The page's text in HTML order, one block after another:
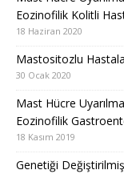
Eozinofilik Kolitli
18 Haziran 2020
Mastositozlu
30 Ocak 2020
Mast Hücre
Eozinofilik
18 Kasım 2019
Genetiği